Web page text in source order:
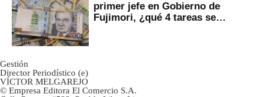
primer jefe en Gobierno de
Fujimori, ¿qué 4 tareas se
Gestión
Director Periodístico (e)
VÍCTOR MELGAREJO
© Empresa Editora El Comercio S.A.